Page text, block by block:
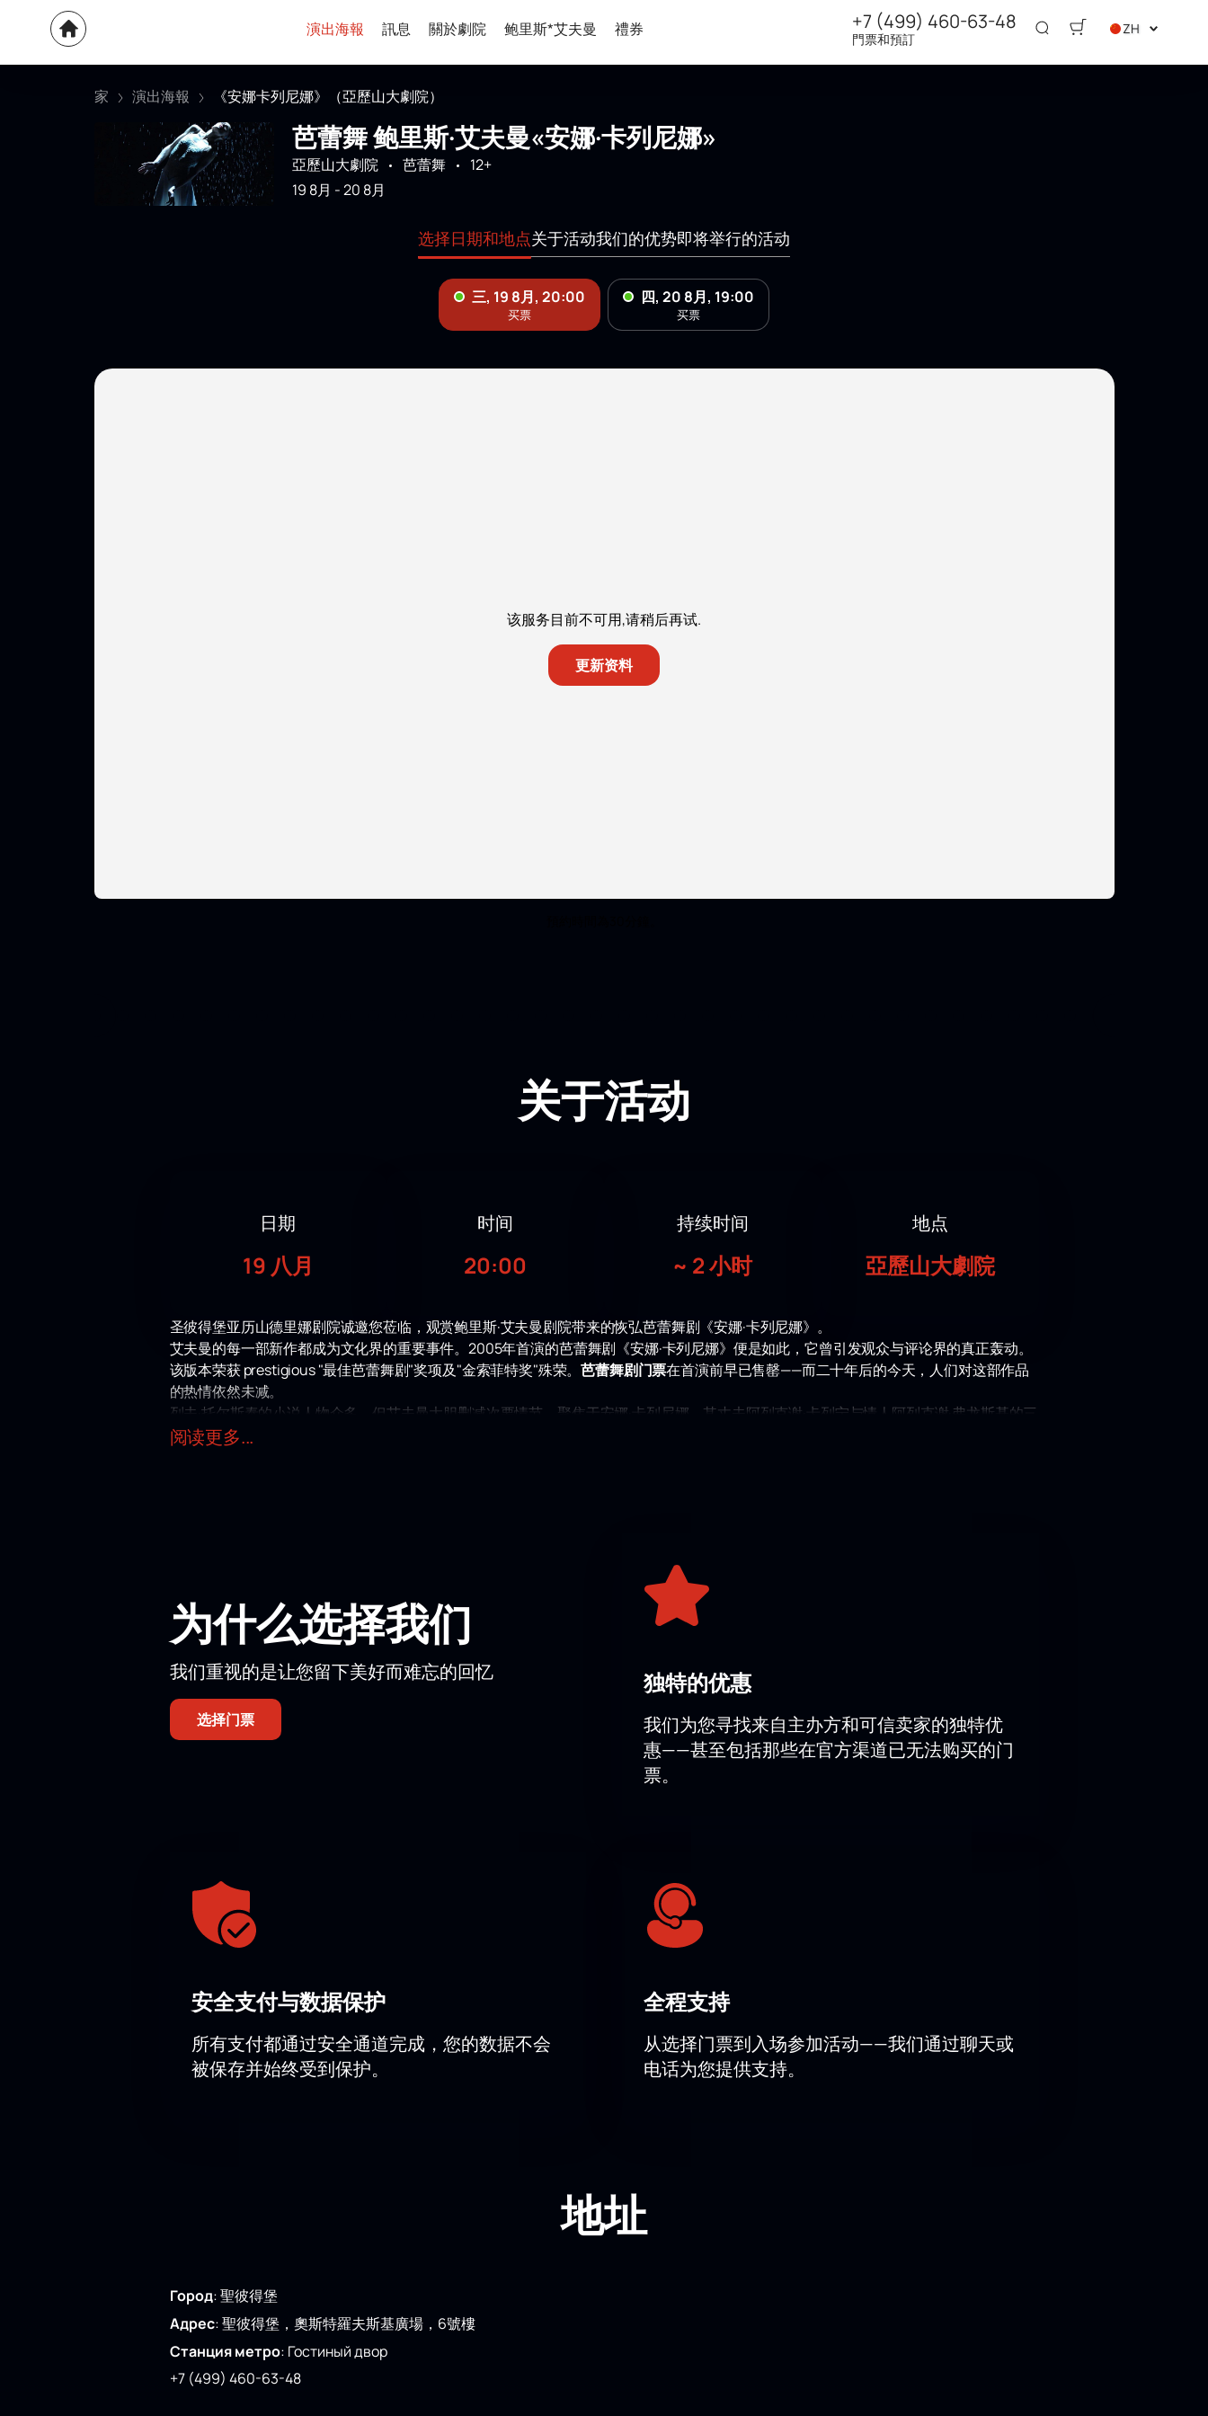
演出海報 訊息 關於劇院 鲍里斯*艾夫曼 禮券 +7 (499) 460-63-48
門票和預訂
ZH
家 演出海報 《安娜卡列尼娜》（亞歷山大劇院）
芭蕾舞 鲍里斯·艾夫曼«安娜·卡列尼娜»
亞歷山大劇院 芭蕾舞
12+
19 8月 -20 8月
选择日期和地点关于活动我们的优势即将举行的活动
该服务目前不可用,请稍后再试.
更新资料
关于活动
日期
19 八月
时间
20:00
持续时间
~ 2 小时
地点
亞歷山大劇院
圣彼得堡亚历山德里娜剧院诚邀您莅临，观赏鲍里斯·艾夫曼剧院带来的恢弘芭蕾舞剧《安娜·卡列尼娜》。
艾夫曼的每一部新作都成为文化界的重要事件。2005年首演的芭蕾舞剧《安娜·卡列尼娜》便是如此，它曾引发观众与评论界的真正轰动。
该版本荣获 prestigious "最佳芭蕾舞剧"奖项及"金索菲特奖"殊荣。芭蕾舞剧门票在首演前早已售罄——而二十年后的今天，人们对这部作品
的热情依然未减。
列夫·托尔斯泰的小说人物众多，但艾夫曼大胆删减次要情节，聚焦于安娜·卡列尼娜、其丈夫阿列克谢·卡列宁与情人阿列克谢·弗龙斯基的三
角恋情。正是围绕他们的命运，展开了一场充满心理能量、内心挣扎与无解道德冲突的戏剧。
尽管小说问世已近两百年，其情节仍能引发深刻的情感共鸣与思考，不仅给出答案，更留下诸多新的追问。
芭蕾舞厅
芭蕾舞剧《安娜·卡列尼娜》将于圣彼得堡亚历山德里娜剧院舞台上演，由鲍里斯·艾夫曼芭蕾舞剧院呈现。
一张演出门票多少钱
门票价格取决于所选座位位置。您可通过我们网站的互动座位图查询空余座位并选择最佳位置。门票涵盖池座、包厢及楼座区域。
预订圣彼得堡亚历山大剧院鲍里斯·艾夫曼芭蕾舞剧«安娜·卡列尼娜»的门票
您可在我们网站购买《安娜·卡列尼娜》芭蕾舞剧电子门票。请填写订单表单，提供电子邮箱及电话号码。借助便捷的剧场座位图，您可轻
阅读更多...
为什么选择我们
我们重视的是让您留下美好而难忘的回忆
选择门票
独特的优惠
我们为您寻找来自主办方和可信卖家的独特优
惠——甚至包括那些在官方渠道已无法购买的门
票。
安全支付与数据保护
所有支付都通过安全通道完成，您的数据不会
被保存并始终受到保护。
全程支持
从选择门票到入场参加活动——我们通过聊天或
电话为您提供支持。
地址
Город:聖彼得堡
Адрес:聖彼得堡，奧斯特羅夫斯基廣場，6號樓
Станция метро: Гостиный двор
+7 (499) 460-63-48